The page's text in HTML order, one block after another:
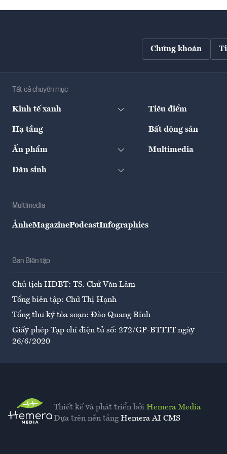
Chứng khoán
Tất cả chuyên mục
Kinh tế xanh Tiêu điểm
Hạ tầng Bất động sản
Ấn phẩm Multimedia
Dân sinh
Multimedia
ẢnheMagazinePodcastInfographics
Ban Biên tập
Chủ tịch HĐBT: TS. Chử Văn Lâm
Tổng biên tập: Chử Thị Hạnh
Tổng thư ký tòa soạn: Đào Quang Bính
Giấy phép Tạp chí điện tử số: 272/GP-BTTTT ngày
26/6/2020
Thiết kế và phát triển bởi Hemera Media
Dựa trên nền tảng Hemera AI CMS